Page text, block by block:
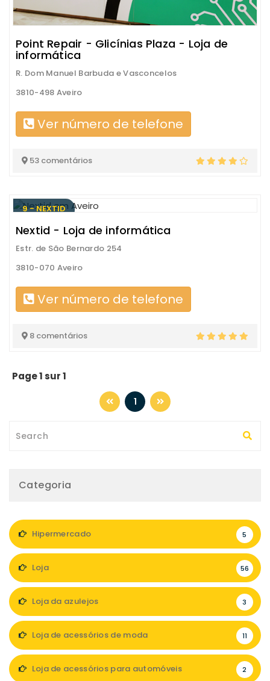
Point Repair - Glicínias Plaza - Loja de
informática
R. Dom Manuel Barbuda e Vasconcelos
3810-498 Aveiro
Ver número de telefone
53 comentários
9 - NEXTID
Nextid - Loja de informática
Estr. de São Bernardo 254
3810-070 Aveiro
Ver número de telefone
8 comentários
Page 1 sur 1
1
Categoria
Hipermercado 5
Loja 56
Loja da azulejos 3
Loja de acessórios de moda 11
Loja de acessórios para automóveis 2